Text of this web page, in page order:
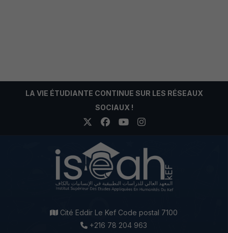
LA VIE ÉTUDIANTE CONTINUE SUR LES RÉSEAUX
SOCIAUX !
Cité Eddir Le Kef Code postal 7100
+216 78 204 963